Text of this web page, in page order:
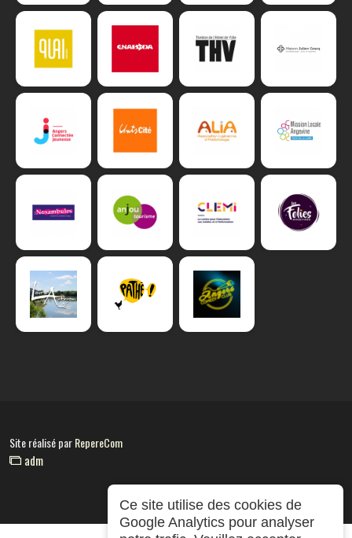
Site réalisé parRepereCom
adm
Ce site utilise des cookies de
Google Analytics pour analyser